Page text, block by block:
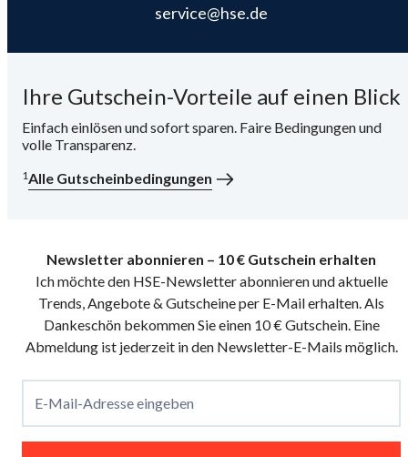
service@hse.de
Ihre Gutschein-Vorteile auf einen Blick
Einfach einlösen und sofort sparen. Faire Bedingungen und
volle Transparenz.
1Alle Gutscheinbedingungen
Newsletter abonnieren – 10 € Gutschein erhalten
Ich möchte den HSE-Newsletter abonnieren und aktuelle
Trends, Angebote & Gutscheine per E-Mail erhalten. Als
Dankeschön bekommen Sie einen 10 € Gutschein. Eine
Abmeldung ist jederzeit in den Newsletter-E-Mails möglich.
E-Mail-Adresse eingeben